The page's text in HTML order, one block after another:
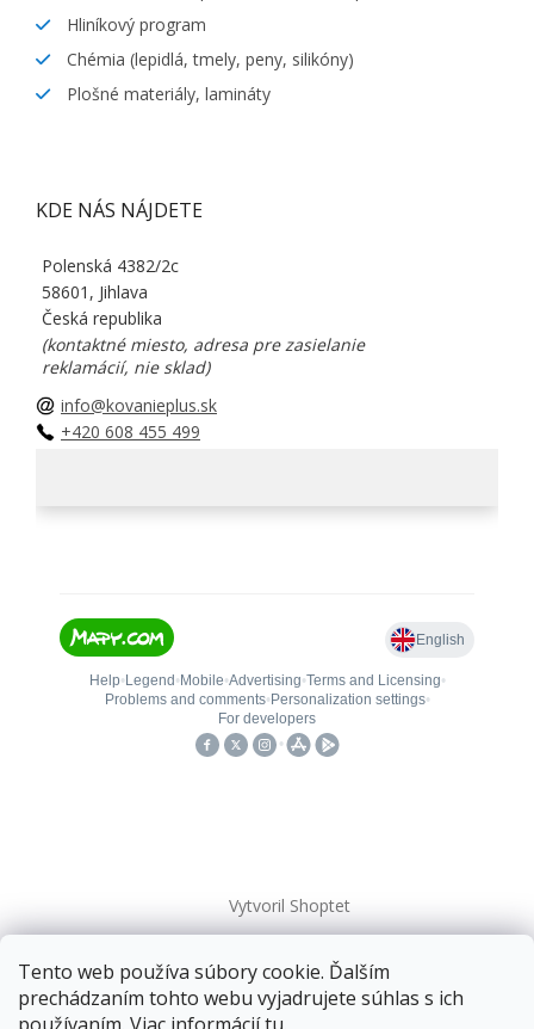
Tento web používa súbory cookie. Ďalším
prechádzaním tohto webu vyjadrujete súhlas s ich
Hliníkový program
Chémia (lepidlá, tmely, peny, silikóny)
Plošné materiály, lamináty
KDE NÁS NÁJDETE
Polenská 4382/2c
58601, Jihlava
Česká republika
(kontaktné miesto, adresa pre zasielanie
reklamácií, nie sklad)
info@kovanieplus.sk
+420 608 455 499
Vytvoril Shoptet
Copyright 2026kovanieplus. Všetky práva vyhradené.